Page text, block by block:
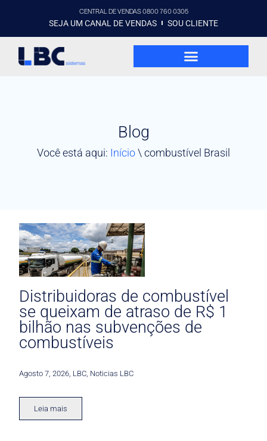
CENTRAL DE VENDAS 0800 760 0305
SEJA UM CANAL DE VENDAS SOU CLIENTE
Blog
Você está aqui: Início\ combustível Brasil
Distribuidoras de combustível
se queixam de atraso de R$ 1
bilhão nas subvenções de
combustíveis
Agosto 7, 2026 LBC Noticias LBC
Leia mais